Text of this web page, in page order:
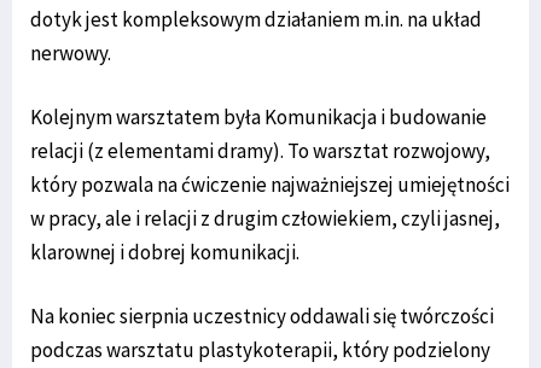
dotyk jest kompleksowym działaniem m.in. na układ
nerwowy.
Kolejnym warsztatem była Komunikacja i budowanie
relacji (z elementami dramy). To warsztat rozwojowy,
który pozwala na ćwiczenie najważniejszej umiejętności
w pracy, ale i relacji z drugim człowiekiem, czyli jasnej,
klarownej i dobrej komunikacji.
Na koniec sierpnia uczestnicy oddawali się twórczości
podczas warsztatu plastykoterapii, który podzielony